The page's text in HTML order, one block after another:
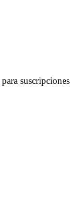
para suscripciones